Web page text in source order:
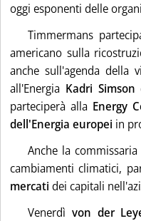
oggi esponenti delle
Timmermans
americano sulla
anche sull'agenda della
all'Energia Kadri Simson
parteciperà alla Energy
dell'Energia europei in
Anche la
cambiamenti climatici,
mercati dei capitali
Venerdì von der